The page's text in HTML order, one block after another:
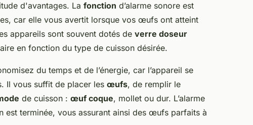
d'avantages. La fonction d’alarme sonore est
car elle vous avertit lorsque vos œufs ont atteint
appareils sont souvent dotés de verre doseur
en fonction du type de cuisson désirée.
du temps et de l’énergie, car l’appareil se
Il vous suffit de placer les œufs, de remplir le
de cuisson : œuf coque, mollet ou dur. L’alarme
est terminée, vous assurant ainsi des œufs parfaits à